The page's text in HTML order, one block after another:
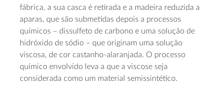
fábrica, a sua casca é retirada e a madeira reduzida a
aparas, que são submetidas depois a processos
químicos – dissulfeto de carbono e uma solução de
hidróxido de sódio – que originam uma solução
viscosa, de cor castanho-alaranjada. O processo
químico envolvido leva a que a viscose seja
considerada como um material semissintético.